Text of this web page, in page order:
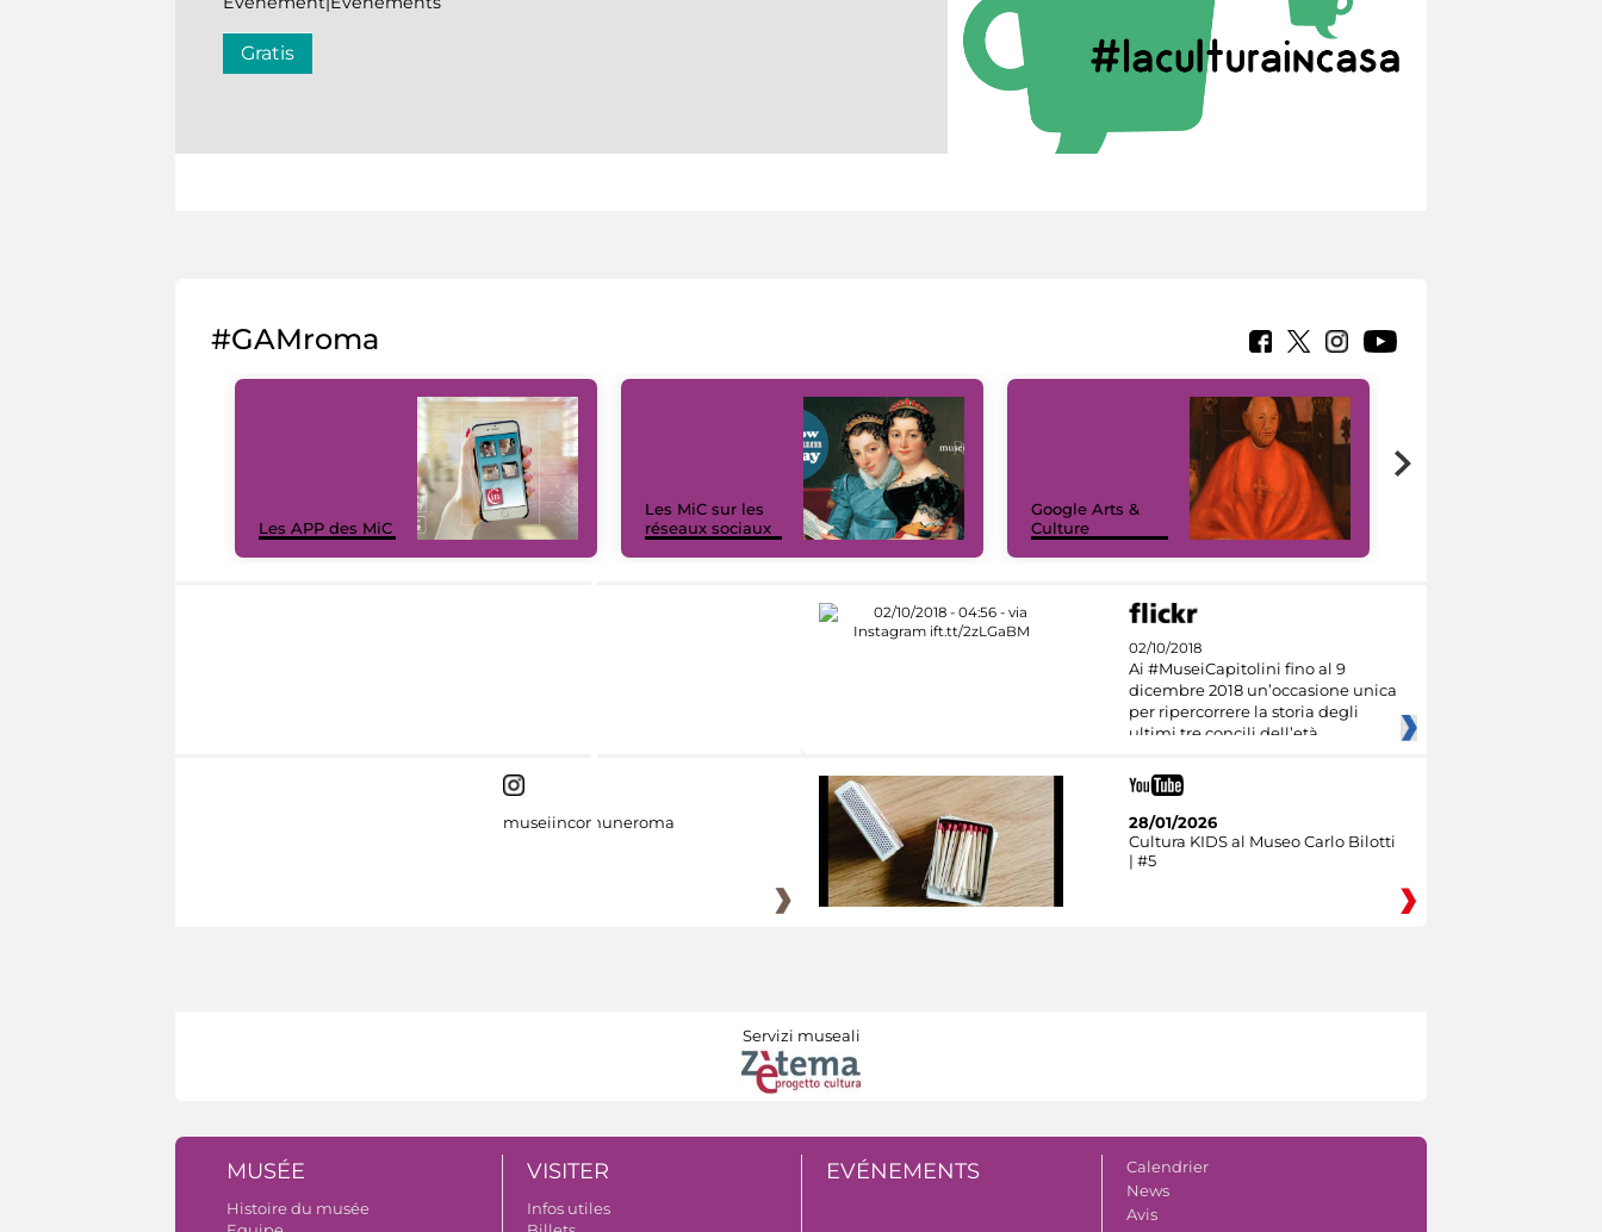
Gratis
#GAMroma
Les APP des MiC
Les MiC sur les
réseaux sociaux
Google Arts &
Culture
02/10/2018
Ai #MuseiCapitolini fino al 9
dicembre 2018 un’occasione unica
per ripercorrere la storia degli
ultimi tre concili dell’età
museiincomuneroma
28/01/2026
Cultura KIDS al Museo Carlo Bilotti
| #5
Servizi museali
MUSÉE
Histoire du musée
VISITER
Infos utiles
EVÉNEMENTS
Calendrier
News
Avis